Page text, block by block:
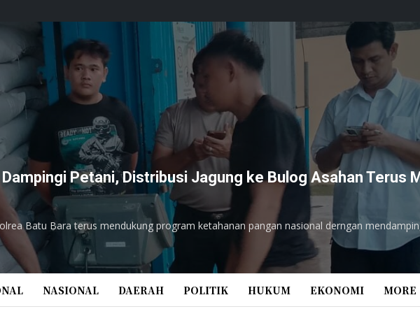
Petani, Distribusi Jagung ke Bulog Asahan Terus
Batu Bara terus mendukung program ketahanan pangan nasional derngan
NASIONAL DAERAH POLITIK HUKUM EKONOMI MORE